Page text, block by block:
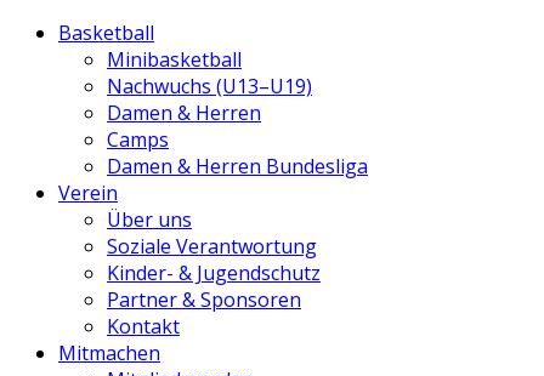
Basketball
Minibasketball
Nachwuchs (U13–U19)
Damen & Herren
Camps
Damen & Herren Bundesliga
Verein
Über uns
Soziale Verantwortung
Kinder- & Jugendschutz
Partner & Sponsoren
Kontakt
Mitmachen